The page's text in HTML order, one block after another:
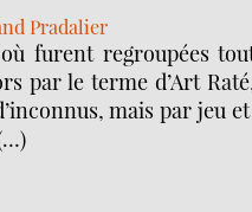
Pradalier
furent regroupées
par le terme d’Art
mais par jeu